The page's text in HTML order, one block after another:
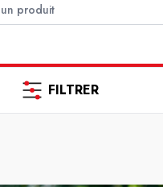
FILTRER